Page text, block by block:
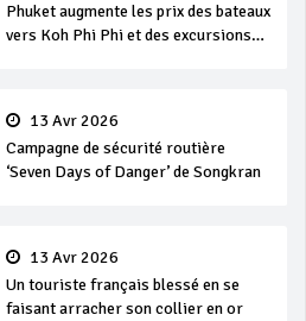
Phuket augmente les prix des bateaux
vers Koh Phi Phi et des excursions
13 Avr 2026
Campagne de sécurité routière
‘Seven Days of Danger’ de Songkran
13 Avr 2026
Un touriste français blessé en se
faisant arracher son collier en or